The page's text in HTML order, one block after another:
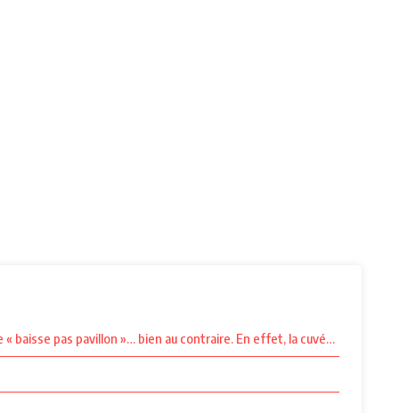
baisse pas pavillon »… bien au contraire. En effet, la cuvée 2018